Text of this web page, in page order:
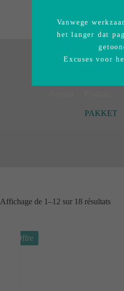
PAKKET
Affichage de 1–12 sur 18 résultats
Offre
Vanwege
het langer dat
Excuses voor